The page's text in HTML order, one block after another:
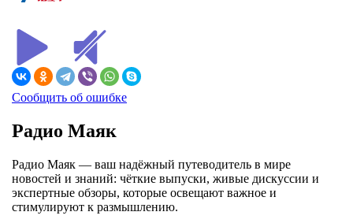
Сообщить об ошибке
Радио Маяк
Радио Маяк — ваш надёжный путеводитель в мире
новостей и знаний: чёткие выпуски, живые дискуссии и
экспертные обзоры, которые освещают важное и
стимулируют к размышлению.